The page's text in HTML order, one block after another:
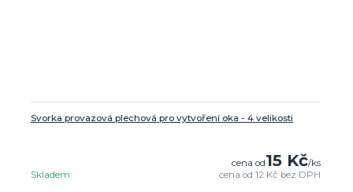
Svorka provazová plechová pro vytvoření oka - 4 velikosti
cena od15 Kč/ks
cena od12 Kč bez DPH
Skladem